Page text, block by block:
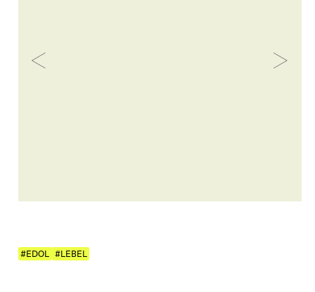
#EDOL #LEBEL